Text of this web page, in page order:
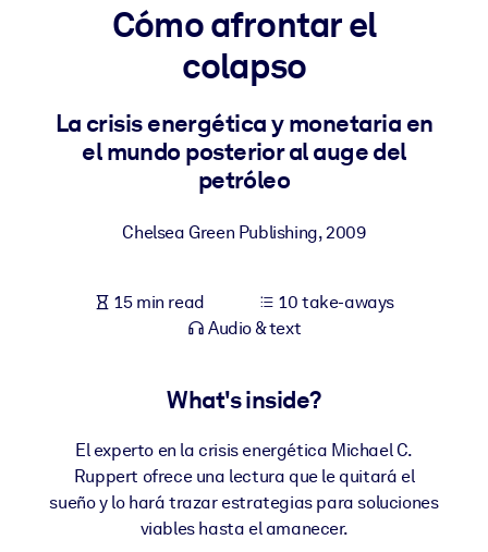
Bring bite-sized, verified knowledge into your LMS/LXP for
learning results.
For Corporate Libraries
Fuel your AI systems with reliable, structured knowledge to
Cómo afrontar el
colapso
La crisis energética y monetaria en
el mundo posterior al auge del
petróleo
Chelsea Green Publishing,2009
15 min read
10 take-aways
Audio & text
What's inside?
El experto en la crisis energética Michael C.
Ruppert ofrece una lectura que le quitará el
sueño y lo hará trazar estrategias para soluciones
viables hasta el amanecer.